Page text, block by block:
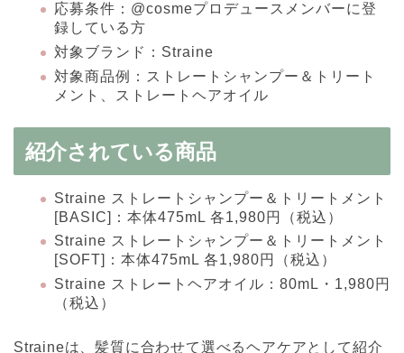
応募条件：@cosmeプロデュースメンバーに登
録している方
対象ブランド：Straine
対象商品例：ストレートシャンプー＆トリート
メント、ストレートヘアオイル
紹介されている商品
Straine ストレートシャンプー＆トリートメント
[BASIC]：本体475mL 各1,980円（税込）
Straine ストレートシャンプー＆トリートメント
[SOFT]：本体475mL 各1,980円（税込）
Straine ストレートヘアオイル：80mL・1,980円
（税込）
Straineは、髪質に合わせて選べるヘアケアとして紹介